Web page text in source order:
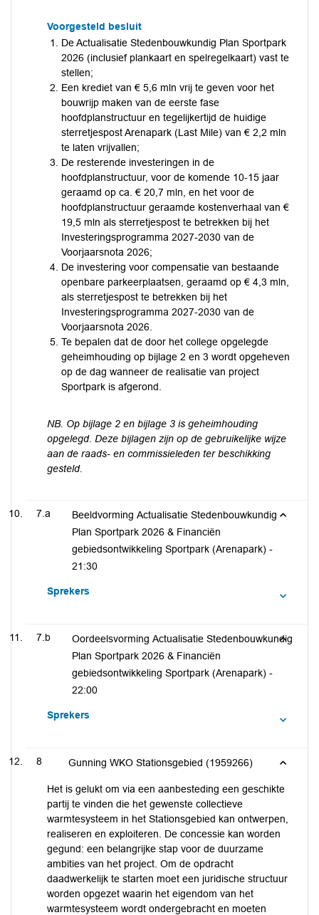
Voorgesteld besluit
De Actualisatie Stedenbouwkundig Plan Sportpark
2026 (inclusief plankaart en spelregelkaart) vast te
stellen;
Een krediet van € 5,6 mln vrij te geven voor het
bouwrijp maken van de eerste fase
hoofdplanstructuur en tegelijkertijd de huidige
sterretjespost Arenapark (Last Mile) van € 2,2 mln
te laten vrijvallen;
De resterende investeringen in de
hoofdplanstructuur, voor de komende 10-15 jaar
geraamd op ca. € 20,7 mln, en het voor de
hoofdplanstructuur geraamde kostenverhaal van €
19,5 mln als sterretjespost te betrekken bij het
Investeringsprogramma 2027-2030 van de
Voorjaarsnota 2026;
De investering voor compensatie van bestaande
openbare parkeerplaatsen, geraamd op € 4,3 mln,
als sterretjespost te betrekken bij het
Investeringsprogramma 2027-2030 van de
Voorjaarsnota 2026.
Te bepalen dat de door het college opgelegde
geheimhouding op bijlage 2 en 3 wordt opgeheven
op de dag wanneer de realisatie van project
Sportpark is afgerond.
NB. Op bijlage 2 en bijlage 3 is geheimhouding
opgelegd. Deze bijlagen zijn op de gebruikelijke wijze
aan de raads- en commissieleden ter beschikking
gesteld.
7.a
Beeldvorming Actualisatie Stedenbouwkundig
Plan Sportpark 2026 & Financiën
gebiedsontwikkeling Sportpark (Arenapark) -
21:30
Sprekers
7.b
Oordeelsvorming Actualisatie Stedenbouwkundig
Plan Sportpark 2026 & Financiën
gebiedsontwikkeling Sportpark (Arenapark) -
22:00
Sprekers
8 Gunning WKO Stationsgebied (1959266)
Het is gelukt om via een aanbesteding een geschikte
partij te vinden die het gewenste collectieve
warmtesysteem in het Stationsgebied kan ontwerpen,
realiseren en exploiteren. De concessie kan worden
gegund: een belangrijke stap voor de duurzame
ambities van het project. Om de opdracht
daadwerkelijk te starten moet een juridische structuur
worden opgezet waarin het eigendom van het
warmtesysteem wordt ondergebracht en moeten